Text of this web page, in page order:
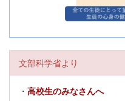
文部科学省より
・ 高校生のみなさんへ